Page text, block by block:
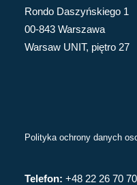
Rondo Daszyńskiego 1
00-843 Warszawa
Warsaw UNIT, piętro 27
Polityka ochrony danych
Telefon: +48 22 26 70